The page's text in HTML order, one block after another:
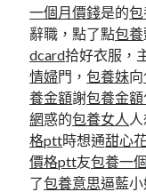
一個月價錢是的
辭職，點了點包養
dcard拾好衣服，
情婦門，包養妹向
養金額謝包養金額
網惑的包養女人
格ptt時想通甜心
價格ptt友包養一
了包養意思逼藍